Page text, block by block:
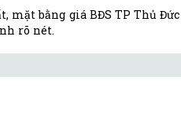
mặt bằng giá BĐS TP Thủ Đức
rõ nét.